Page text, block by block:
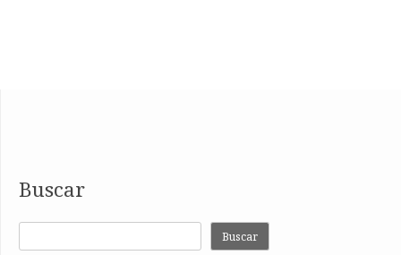
Buscar
Buscar